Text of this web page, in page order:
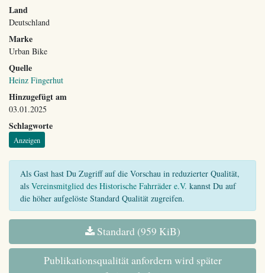
Land
Deutschland
Marke
Urban Bike
Quelle
Heinz Fingerhut
Hinzugefügt am
03.01.2025
Schlagworte
Anzeigen
Als Gast hast Du Zugriff auf die Vorschau in reduzierter Qualität,
als Vereinsmitglied des Historische Fahrräder e.V. kannst Du auf
die höher aufgelöste Standard Qualität zugreifen.
Standard (959 KiB)
Publikationsqualität anfordern wird später